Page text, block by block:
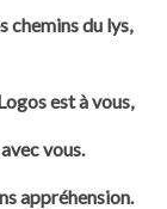
chemins du lys,
est à vous,
vous.
appréhension.